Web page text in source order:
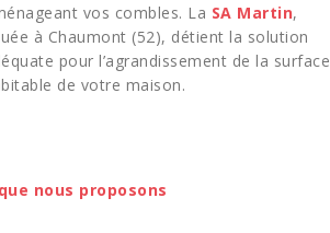
vos combles. La SA Martin,
à Chaumont (52), détient la solution
pour l’agrandissement de la surface
de votre maison.
nous proposons